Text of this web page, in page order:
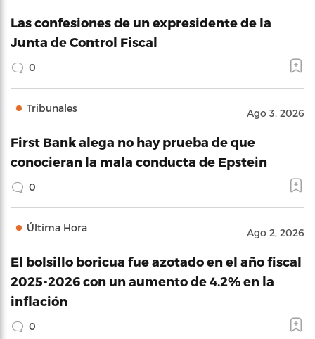
Las confesiones de un expresidente de la
Junta de Control Fiscal
0
Tribunales Ago 3, 2026
First Bank alega no hay prueba de que
conocieran la mala conducta de Epstein
0
Última Hora Ago 2, 2026
El bolsillo boricua fue azotado en el año fiscal
2025-2026 con un aumento de 4.2% en la
inflación
0